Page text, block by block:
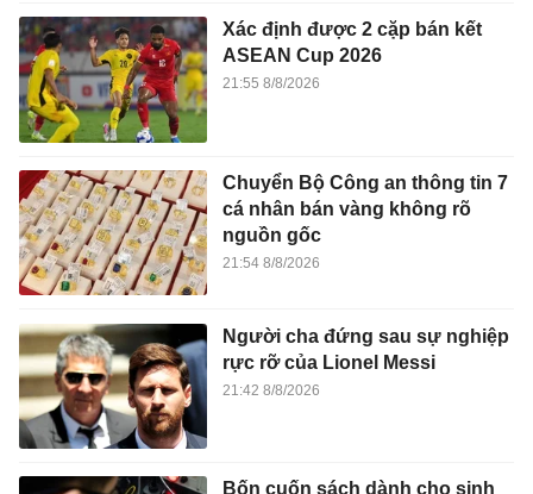
Xác định được 2 cặp bán kết
ASEAN Cup 2026
21:55 8/8/2026
Chuyển Bộ Công an thông tin 7
cá nhân bán vàng không rõ
nguồn gốc
21:54 8/8/2026
Người cha đứng sau sự nghiệp
rực rỡ của Lionel Messi
21:42 8/8/2026
Bốn cuốn sách dành cho sinh